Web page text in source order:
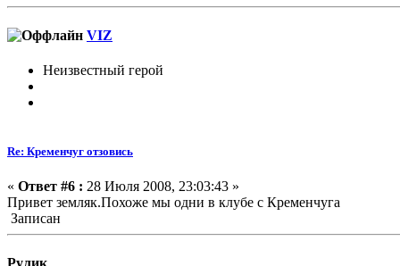
VIZ
Неизвестный герой
Re: Кременчуг отзовись
« Ответ #6 : 28 Июля 2008, 23:03:43 »
Привет земляк.Похоже мы одни в клубе с Кременчуга
Записан
Рулик